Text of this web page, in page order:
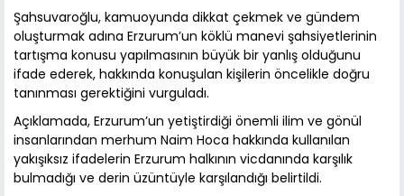
Şahsuvaroğlu, kamuoyunda dikkat çekmek ve gündem
oluşturmak adına Erzurum’un köklü manevi şahsiyetlerinin
tartışma konusu yapılmasının büyük bir yanlış olduğunu
ifade ederek, hakkında konuşulan kişilerin öncelikle doğru
tanınması gerektiğini vurguladı.
Açıklamada, Erzurum’un yetiştirdiği önemli ilim ve gönül
insanlarından merhum Naim Hoca hakkında kullanılan
yakışıksız ifadelerin Erzurum halkının vicdanında karşılık
bulmadığı ve derin üzüntüyle karşılandığı belirtildi.